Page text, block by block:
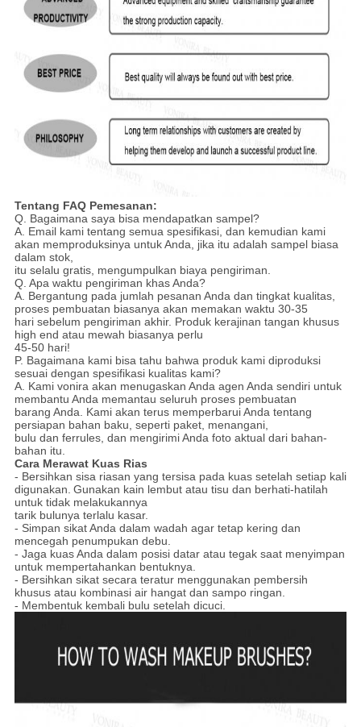
Tentang FAQ Pemesanan:
Q. Bagaimana saya bisa mendapatkan sampel?
A. Email kami tentang semua spesifikasi, dan kemudian kami
akan memproduksinya untuk Anda, jika itu adalah sampel biasa
dalam stok,
itu selalu gratis, mengumpulkan biaya pengiriman.
Q. Apa waktu pengiriman khas Anda?
A. Bergantung pada jumlah pesanan Anda dan tingkat kualitas,
proses pembuatan biasanya akan memakan waktu 30-35
hari sebelum pengiriman akhir. Produk kerajinan tangan khusus
high end atau mewah biasanya perlu
45-50 hari!
P. Bagaimana kami bisa tahu bahwa produk kami diproduksi
sesuai dengan spesifikasi kualitas kami?
A. Kami vonira akan menugaskan Anda agen Anda sendiri untuk
membantu Anda memantau seluruh proses pembuatan
barang Anda. Kami akan terus memperbarui Anda tentang
persiapan bahan baku, seperti paket, menangani,
bulu dan ferrules, dan mengirimi Anda foto aktual dari bahan-
bahan itu.
Cara Merawat Kuas Rias
- Bersihkan sisa riasan yang tersisa pada kuas setelah setiap kali
digunakan. Gunakan kain lembut atau tisu dan berhati-hatilah
untuk tidak melakukannya
tarik bulunya terlalu kasar.
- Simpan sikat Anda dalam wadah agar tetap kering dan
mencegah penumpukan debu.
- Jaga kuas Anda dalam posisi datar atau tegak saat menyimpan
untuk mempertahankan bentuknya.
- Bersihkan sikat secara teratur menggunakan pembersih
khusus atau kombinasi air hangat dan sampo ringan.
- Membentuk kembali bulu setelah dicuci.